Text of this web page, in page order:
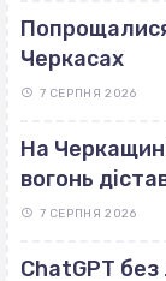
Черкасах
7 СЕРПНЯ 2026
На
вогонь
7 СЕРПНЯ 2026
ChatGPT без